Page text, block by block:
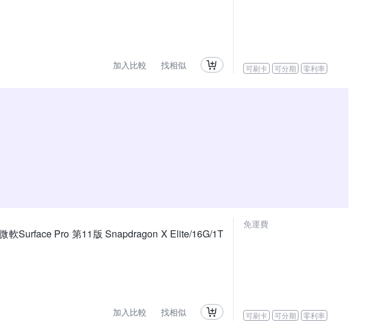
加入比較 找相似 可刷卡 可分期 零利率
軟Surface Pro 第11版 Snapdragon X Elite/16G/1T
加入比較 找相似
免運費
可刷卡 可分期 零利率